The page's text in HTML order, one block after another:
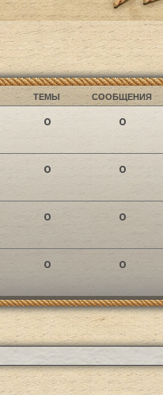
ТЕМЫ СООБЩЕНИЯ
0 0
0 0
0 0
0 0